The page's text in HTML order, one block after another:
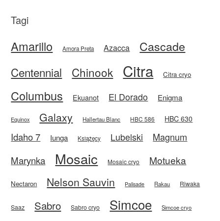
Tagi
Amarillo Amora Preta Azacca Cascade
Centennial Chinook Citra Citra cryo
Columbus Ekuanot El Dorado Enigma
Equinox Galaxy Hallertau Blanc HBC 586 HBC 630
Idaho 7 Iunga Książęcy Lubelski
Magnum
Marynka
Mosaic Mosaic cryo Motueka
Nectaron Nelson Sauvin Palisade Rakau Riwaka
Saaz Sabro Sabro cryo Simcoe Simcoe cryo